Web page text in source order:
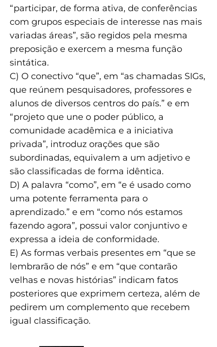
“participar, de forma ativa, de conferências
com grupos especiais de interesse nas mais
variadas áreas”, são regidos pela mesma
preposição e exercem a mesma função
sintática.
C) O conectivo “que”, em “as chamadas SIGs,
que reúnem pesquisadores, professores e
alunos de diversos centros do país.” e em
“projeto que une o poder público, a
comunidade acadêmica e a iniciativa
privada”, introduz orações que são
subordinadas, equivalem a um adjetivo e
são classificadas de forma idêntica.
D) A palavra “como”, em “e é usado como
uma potente ferramenta para o
aprendizado.” e em “como nós estamos
fazendo agora”, possui valor conjuntivo e
expressa a ideia de conformidade.
E) As formas verbais presentes em “que se
lembrarão de nós” e em “que contarão
velhas e novas histórias” indicam fatos
posteriores que exprimem certeza, além de
pedirem um complemento que recebem
igual classificação.